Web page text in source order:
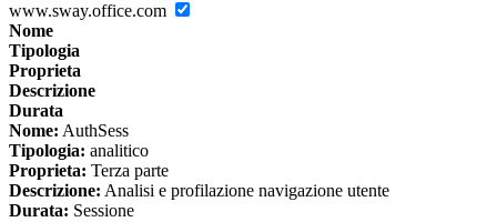
www.sway.office.com
Nome
Tipologia
Proprieta
Descrizione
Durata
Nome: AuthSess
Tipologia: analitico
Proprieta: Terza parte
Descrizione: Analisi e profilazione navigazione utente
Durata: Sessione